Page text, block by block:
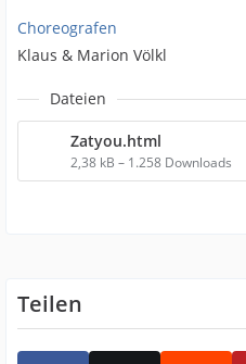
Choreografen
Klaus & Marion Völkl
Dateien
Zatyou.html
2,38 kB – 1.258 Downloads
Teilen